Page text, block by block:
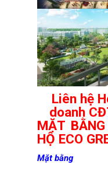
Liên hệ
doanh
MẶT
HỘ ECO
Mặt bằng